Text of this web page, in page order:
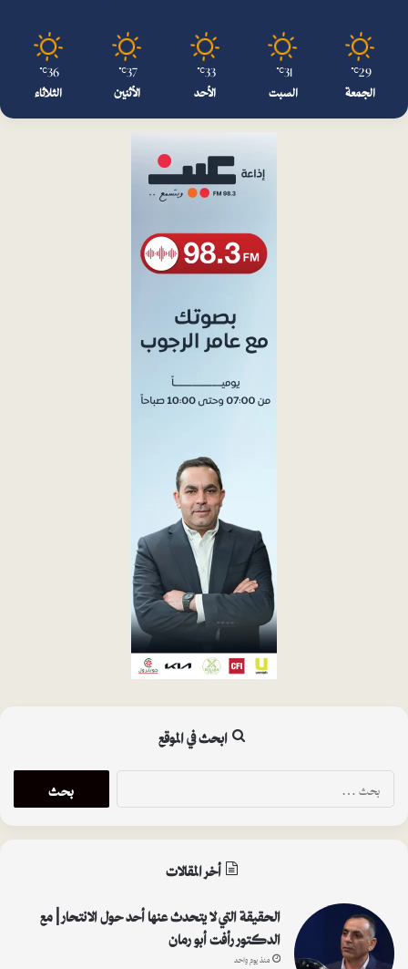
29
℃
الجمعة
31
℃
السبت
33
℃
الأحد
37
℃
الأثنين
36
℃
الثلاثاء
ابحث في الموقع
ب
ح
:
أخر المقالات
الحقيقة التي لا يتحدث عنها أحد حول الانتحار | مع
الدكتور رأفت أبو رمان
منذ يوم واحد